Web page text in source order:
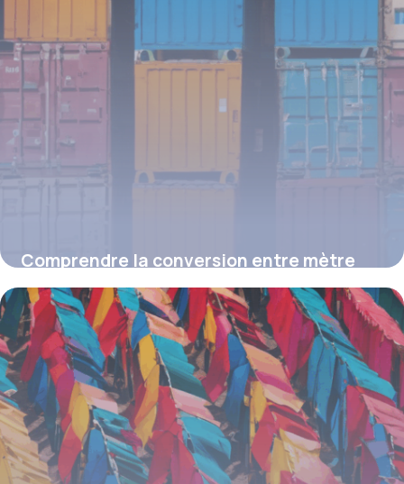
Comprendre la conversion entre mètre
cube et tonne : guide pratique et astuces
inédites
19 juin 2026